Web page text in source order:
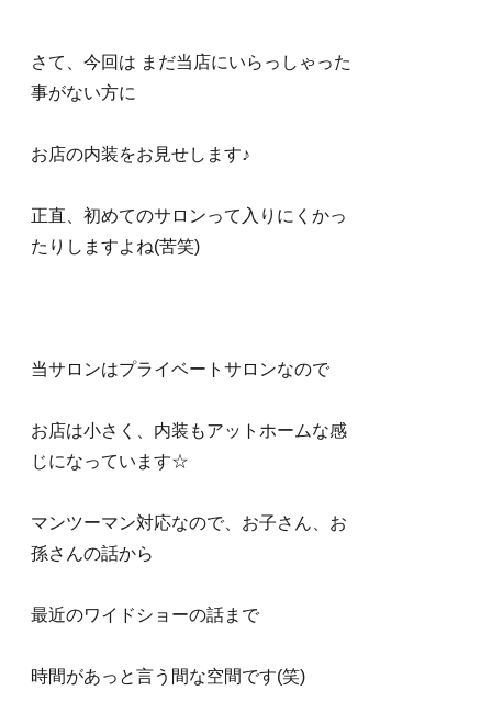
さて、今回は まだ当店にいらっしゃった
事がない方に
お店の内装をお見せします♪
正直、初めてのサロンって入りにくかっ
たりしますよね(苦笑)
当サロンはプライベートサロンなので
お店は小さく、内装もアットホームな感
じになっています☆
マンツーマン対応なので、お子さん、お
孫さんの話から
最近のワイドショーの話まで
時間があっと言う間な空間です(笑)